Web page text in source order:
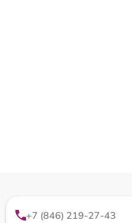
+7 (846) 219-27-43